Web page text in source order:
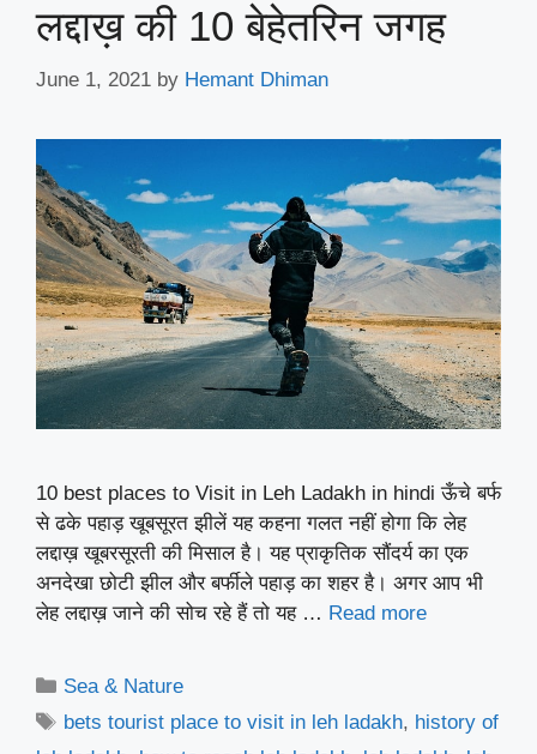
लद्दाख़ की 10 बेहेतरिन जगह
June 1, 2021 by Hemant Dhiman
10 best places to Visit in Leh Ladakh in hindi ऊँचे बर्फ
से ढके पहाड़ खूबसूरत झीलें यह कहना गलत नहीं होगा कि लेह
लद्दाख़ खूबरसूरती की मिसाल है। यह प्राकृतिक सौंदर्य का एक
अनदेखा छोटी झील और बर्फीले पहाड़ का शहर है। अगर आप भी
लेह लद्दाख़ जाने की सोच रहे हैं तो यह … Read more
Categories
Sea & Nature
Tags
bets tourist place to visit in leh ladakh, history of